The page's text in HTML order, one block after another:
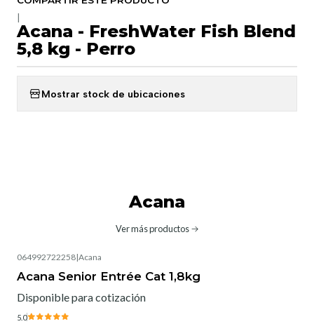
Acana - FreshWater Fish Blend
5,8 kg - Perro
Mostrar stock de ubicaciones
Acana
Ver más productos
064992722258|Acana
Acana Senior Entrée Cat 1,8kg
Disponible para cotización
5.0